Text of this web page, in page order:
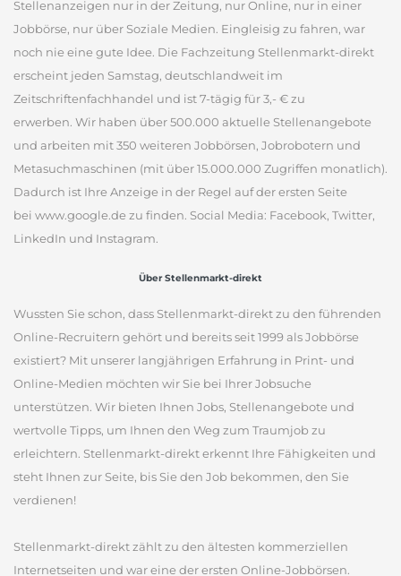
Stellenanzeigen nur in der Zeitung, nur Online, nur in einer
Jobbörse, nur über Soziale Medien. Eingleisig zu fahren, war
noch nie eine gute Idee. Die Fachzeitung Stellenmarkt-direkt
erscheint jeden Samstag, deutschlandweit im
Zeitschriftenfachhandel und ist 7-tägig für 3,- € zu
erwerben. Wir haben über 500.000 aktuelle Stellenangebote
und arbeiten mit 350 weiteren Jobbörsen, Jobrobotern und
Metasuchmaschinen (mit über 15.000.000 Zugriffen monatlich).
Dadurch ist Ihre Anzeige in der Regel auf der ersten Seite
bei www.google.de zu finden. Social Media: Facebook, Twitter,
LinkedIn und Instagram.
Über Stellenmarkt-direkt
Wussten Sie schon, dass Stellenmarkt-direkt zu den führenden
Online-Recruitern gehört und bereits seit 1999 als Jobbörse
existiert? Mit unserer langjährigen Erfahrung in Print- und
Online-Medien möchten wir Sie bei Ihrer Jobsuche
unterstützen. Wir bieten Ihnen Jobs, Stellenangebote und
wertvolle Tipps, um Ihnen den Weg zum Traumjob zu
erleichtern. Stellenmarkt-direkt erkennt Ihre Fähigkeiten und
steht Ihnen zur Seite, bis Sie den Job bekommen, den Sie
verdienen!
Stellenmarkt-direkt zählt zu den ältesten kommerziellen
Internetseiten und war eine der ersten Online-Jobbörsen.